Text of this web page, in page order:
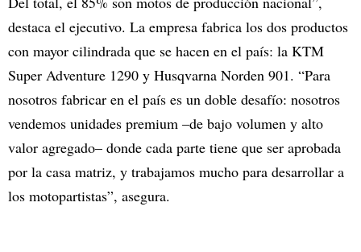
destaca el ejecutivo. La empresa fabrica los dos productos
con mayor cilindrada que se hacen en el país: la KTM
Super Adventure 1290 y Husqvarna Norden 901. “Para
nosotros fabricar en el país es un doble desafío: nosotros
vendemos unidades premium –de bajo volumen y alto
valor agregado– donde cada parte tiene que ser aprobada
por la casa matriz, y trabajamos mucho para desarrollar a
los motopartistas”, asegura.